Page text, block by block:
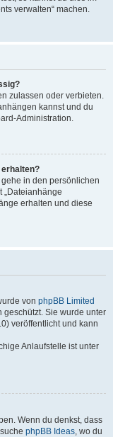
verwalten“ machen.
zulassen oder verbieten.
kannst und du
Administration.
in den persönlichen
„Dateianhänge
erhalten und diese
von phpBB Limited
geschützt. Sie wurde unter
veröffentlicht und kann
Anlaufstelle ist unter
Wenn du denkst, dass
phpBB Ideas, wo du